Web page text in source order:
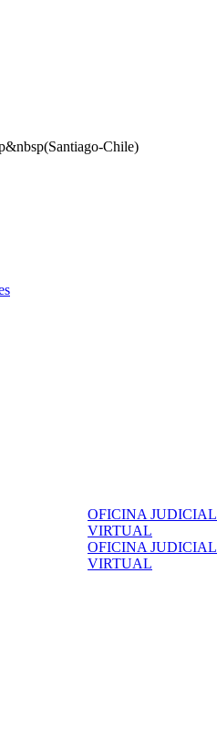
OFICINA JUDICIAL
VIRTUAL
OFICINA JUDICIAL
VIRTUAL
Chile)